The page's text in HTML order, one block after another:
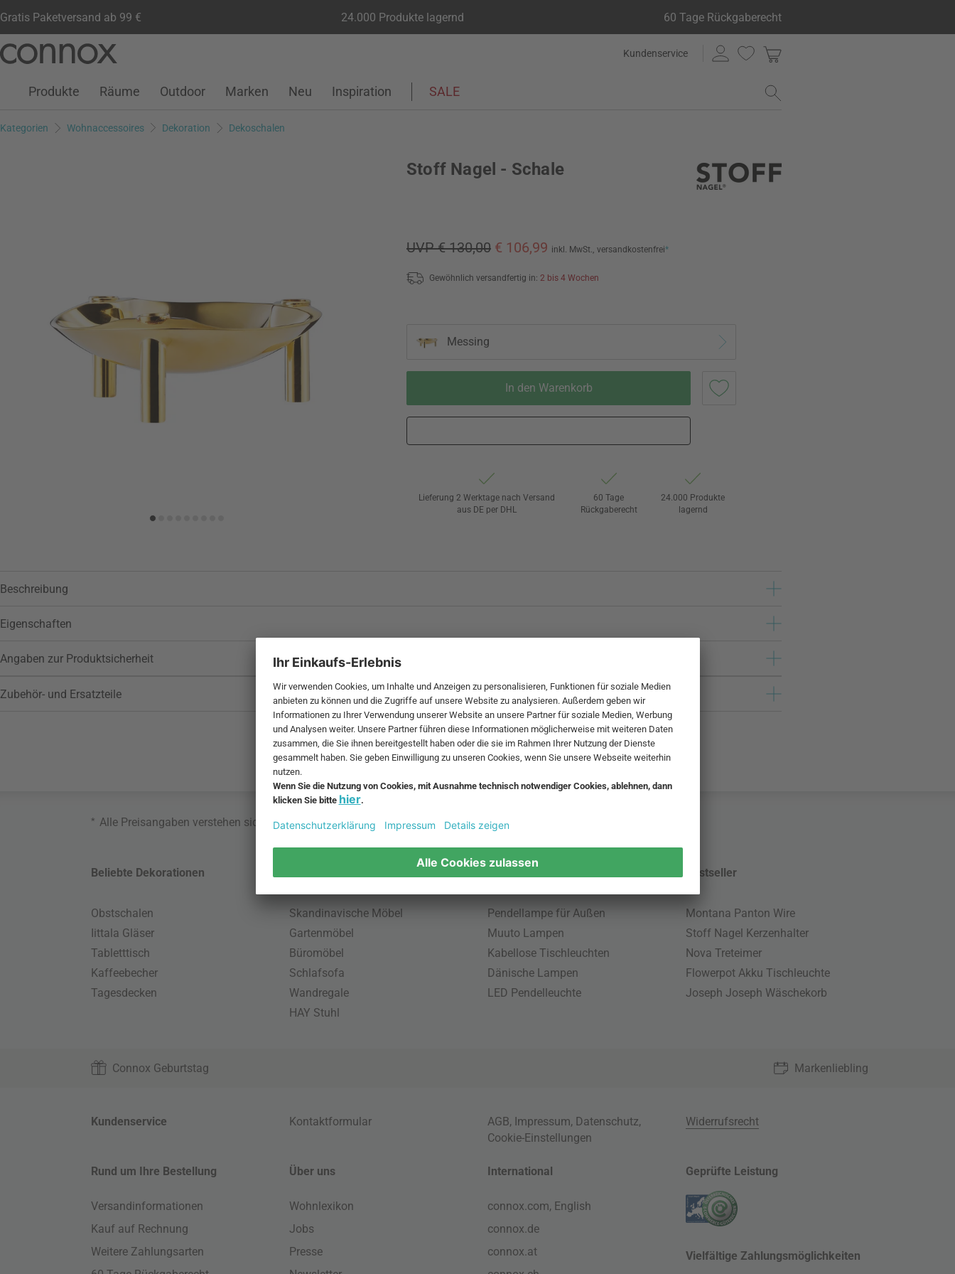
Gratis Paketversand ab 99 € 24.000 Produkte lagernd 60 Tage Rückgaberecht
Seiteninhalt
Suchfeld
Kundenservice
Kundenkonto
Wunschliste
Warenkorb
Produkte Räume Outdoor Marken Neu Inspiration SALE
Kategorien Wohnaccessoires Dekoration Dekoschalen
Stoff Nagel - Schale
UVP € 130,00 € 106,99 inkl. MwSt., versandkostenfrei*
Gewöhnlich versandfertig in: 2 bis 4 Wochen
Messing
In den Warenkorb
Lieferung 2 Werktage nach Versand
aus DE per DHL
60 Tage
Rückgaberecht
24.000 Produkte
lagernd
Beschreibung
Eigenschaften
Angaben zur Produktsicherheit
Zubehör- und Ersatzteile
* Alle Preisangaben verstehen sich inklusive MwSt. und zzgl.Versandkosten.
Beliebte Dekorationen
Obstschalen
Iittala Gläser
Tabletttisch
Kaffeebecher
Tagesdecken
Skandinavische Möbel
Gartenmöbel
Büromöbel
Schlafsofa
Wandregale
HAY Stuhl
Pendellampe für Außen
Muuto Lampen
Kabellose Tischleuchten
Dänische Lampen
LED Pendelleuchte
Bestseller
Montana Panton Wire
Stoff Nagel Kerzenhalter
Nova Treteimer
Flowerpot Akku Tischleuchte
Joseph Joseph Wäschekorb
Connox Geburtstag Markenliebling
Kundenservice Kontaktformular AGB, Impressum, Datenschutz,
Cookie-Einstellungen
Widerrufsrecht
Rund um Ihre Bestellung
Versandinformationen
Kauf auf Rechnung
Weitere Zahlungsarten
Über uns
Wohnlexikon
Jobs
Presse
International
connox.com, English
connox.de
connox.at
Geprüfte Leistung
Vielfältige Zahlungsmöglichkeiten